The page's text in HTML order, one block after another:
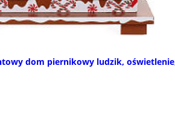
dom piernikowy ludzik,